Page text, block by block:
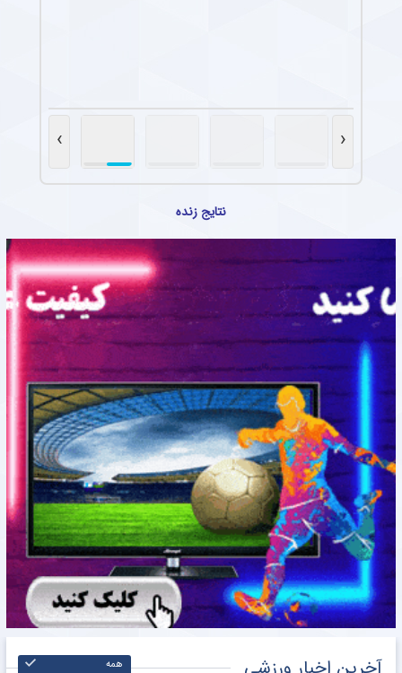
‹
›
نتایج زنده